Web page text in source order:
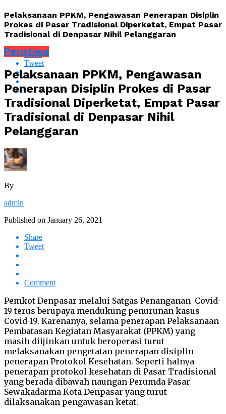
Pelaksanaan PPKM, Pengawasan Penerapan Disiplin
Prokes di Pasar Tradisional Diperketat, Empat Pasar
Tradisional di Denpasar Nihil Pelanggaran
Share
Tweet
Peristiwa
Pelaksanaan PPKM, Pengawasan
Penerapan Disiplin Prokes di Pasar
Tradisional Diperketat, Empat Pasar
Tradisional di Denpasar Nihil
Pelanggaran
By
admin
Published on January 26, 2021
Share
Tweet
Comment
Pemkot Denpasar melalui Satgas Penanganan Covid-
19 terus berupaya mendukung penurunan kasus
Covid-19. Karenanya, selama penerapan Pelaksanaan
Pembatasan Kegiatan Masyarakat (PPKM) yang
masih diijinkan untuk beroperasi turut
melaksanakan pengetatan penerapan disiplin
penerapan Protokol Kesehatan. Seperti halnya
penerapan protokol kesehatan di Pasar Tradisional
yang berada dibawah naungan Perumda Pasar
Sewakadarma Kota Denpasar yang turut
dilaksanakan pengawasan ketat.